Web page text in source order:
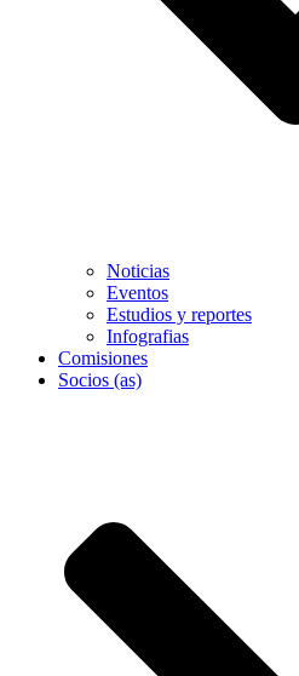
Noticias
Eventos
Estudios y reportes
Infografias
Comisiones
Socios (as)